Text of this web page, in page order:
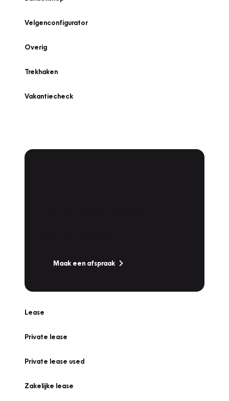
Velgenconfigurator
Overig
Trekhaken
Vakantiecheck
Maak een afspraak
Lease
Private lease
Private lease used
Zakelijke lease